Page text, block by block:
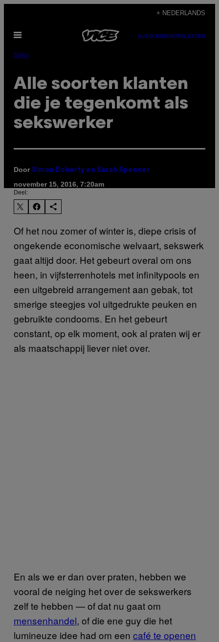
de
inhoud
+ NEDERLANDS
Open
SUBSCRIBENEWSLETTER
Seks
Alle soorten klanten
die je tegenkomt als
sekswerker
Door Simon Doherty en Sarah Spencer
november 15, 2016, 7:20am
Deel:
Of het nou zomer of winter is, diepe crisis of
ongekende economische welvaart, sekswerk
gaat altijd door. Het gebeurt overal om ons
heen, in vijfsterrenhotels met infinitypools en
een uitgebreid arrangement aan gebak, tot
smerige steegjes vol uitgedrukte peuken en
gebruikte condooms. En het gebeurt
constant, op elk moment, ook al praten wij er
als maatschappij liever niet over.
En als we er dan over praten, hebben we
vooral de neiging het over de sekswerkers
zelf te hebben — of dat nu gaat om
mensenhandel, of die ene guy die het
lumineuze idee had om een café te openen